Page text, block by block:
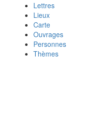
Lettres
Lieux
Carte
Ouvrages
Personnes
Thèmes